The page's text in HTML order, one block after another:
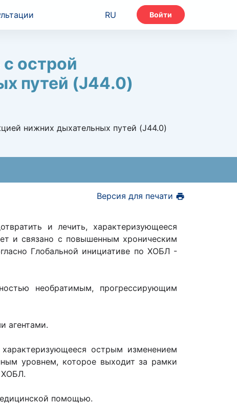
RU Войти
острой
путей (J44.0)
нижних дыхательных путей (J44.0)
Версия для печати
и лечить, характеризующееся
и связано с повышенным хроническим
Глобальной инициативе по ХОБЛ -
необратимым, прогрессирующим
агентами.
острым изменением
уровнем, которое выходит за рамки
ХОБЛ.
помощью.